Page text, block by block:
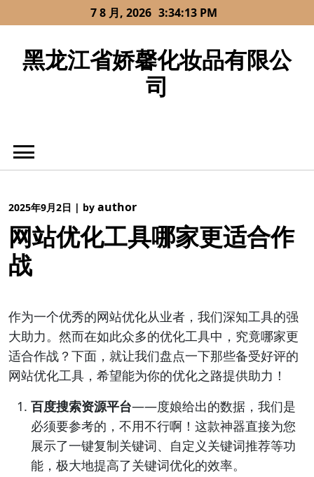
to
7 8 月, 2026 3:34:13 PM
黑龙江省娇馨化妆品有限公
司
2025年9月2日 | by author
网站优化工具哪家更适合作
战
作为一个优秀的网站优化从业者，我们深知工具的强
大助力。然而在如此众多的优化工具中，究竟哪家更
适合作战？下面，就让我们盘点一下那些备受好评的
网站优化工具，希望能为你的优化之路提供助力！
百度搜索资源平台——度娘给出的数据，我们是
必须要参考的，不用不行啊！这款神器直接为您
展示了一键复制关键词、自定义关键词推荐等功
能，极大地提高了关键词优化的效率。